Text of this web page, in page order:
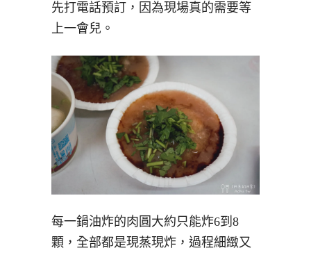
先打電話預訂，因為現場真的需要等
上一會兒。
每一鍋油炸的肉圓大約只能炸6到8
顆，全部都是現蒸現炸，過程細緻又